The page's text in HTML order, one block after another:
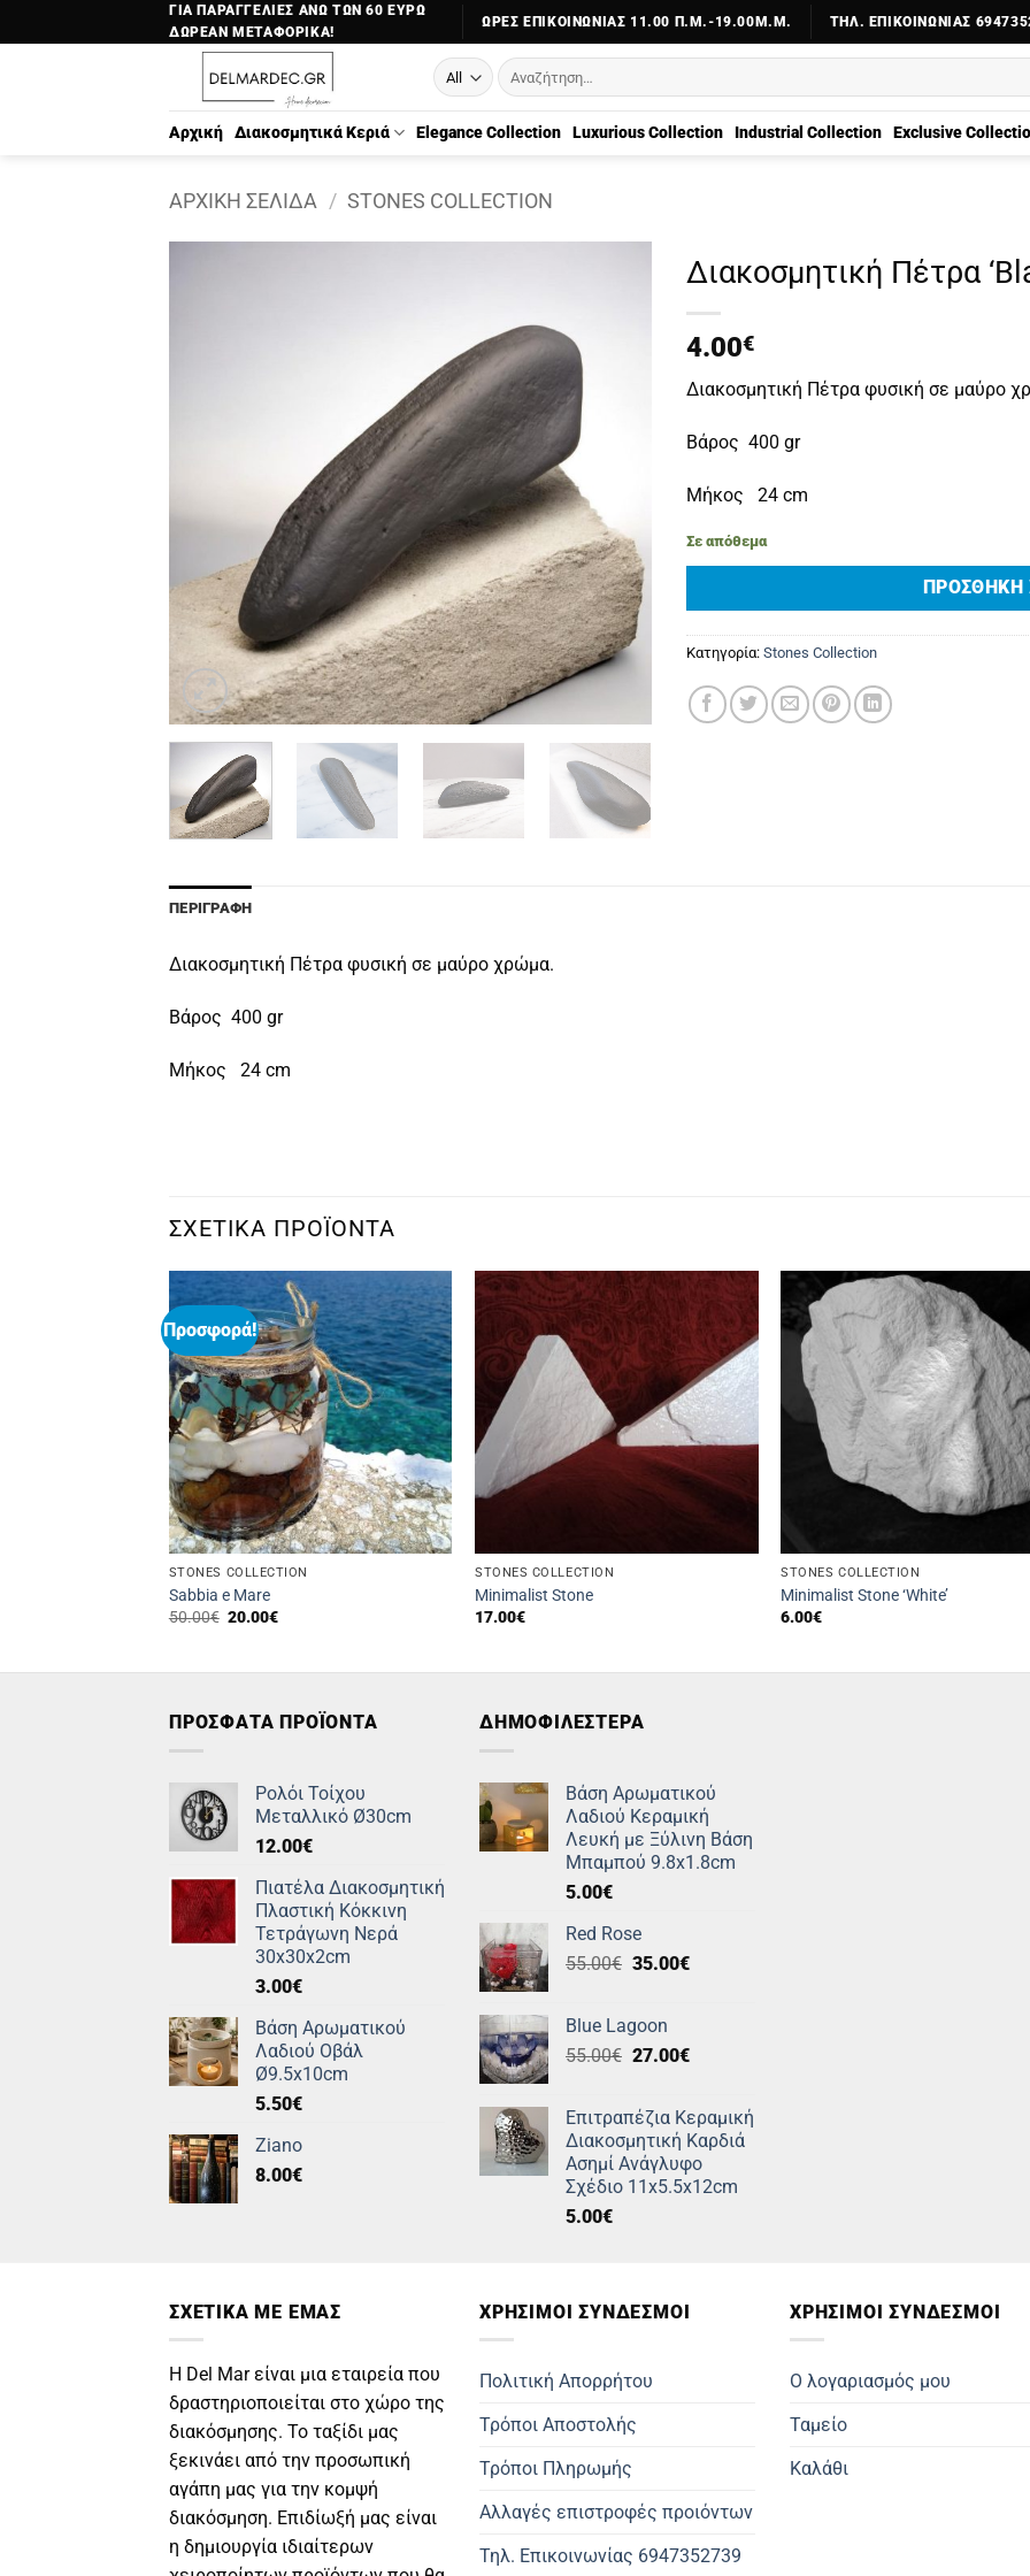
στο
ΓΙΑ ΠΑΡΑΓΓΕΛΙΕΣ ΑΝΩ ΤΩΝ 60 ΕΥΡΩ
ΔΩΡΕΑΝ ΜΕΤΑΦΟΡΙΚΑ!
ΏΡΕΣ ΕΠΙΚΟΙΝΩΝΊΑΣ 11.00 Π.Μ.-19.00Μ.Μ. ΤΗΛ. ΕΠΙΚΟΙΝΩΝΊΑΣ
Αναζήτηση
για:
Αρχική Διακοσμητικά Κεριά Elegance Collection Luxurious Collection Industrial Collection Exclusive
ΑΡΧΙΚΉ ΣΕΛΊΔΑ / STONES COLLECTION
Διακοσμητική Πέτρα
4.00€
Διακοσμητική Πέτρα φυσική σε μαύρο
Βάρος 400 gr
Μήκος 24 cm
Σε απόθεμα
ΠΡΟΣΘΉΚΗ
Κατηγορία: Stones Collection
ΠΕΡΙΓΡΑΦΉ
Διακοσμητική Πέτρα φυσική σε μαύρο χρώμα.
Βάρος 400 gr
Μήκος 24 cm
ΣΧΕΤΙΚΆ ΠΡΟΪΌΝΤΑ
Προσφορά!
STONES COLLECTION
Sabbia e Mare
50.00€ Original
20.00€Η
STONES COLLECTION
Minimalist Stone
17.00€
STONES COLLECTION
Minimalist Stone ‘White’
6.00€
ΠΡΟΣΦΑΤΑ ΠΡΟΪΟΝΤΑ
Ρολόι Τοίχου
Μεταλλικό Ø30cm
12.00€
Πιατέλα Διακοσμητική
Πλαστική Κόκκινη
Τετράγωνη Νερά
30x30x2cm
3.00€
Βάση Αρωματικού
Λαδιού Οβάλ
Ø9.5x10cm
5.50€
Ziano
8.00€
ΔΗΜΟΦΙΛΕΣΤΕΡΑ
Βάση Αρωματικού
Λαδιού Κεραμική
Λευκή με Ξύλινη Βάση
Μπαμπού 9.8x1.8cm
5.00€
Red Rose
55.00€ Original
55.00€.
35.00€Η
35.00€.
Blue Lagoon
55.00€ Original
55.00€.
27.00€Η
είναι:
27.00€.
Επιτραπέζια Κεραμική
Διακοσμητική Καρδιά
Ασημί Ανάγλυφο
Σχέδιο 11x5.5x12cm
5.00€
ΣΧΕΤΙΚΑ ΜΕ ΕΜΑΣ
Η Del Mar είναι μια εταιρεία που
δραστηριοποιείται στο χώρο της
διακόσμησης. Το ταξίδι μας
ξεκινάει από την προσωπική
αγάπη μας για την κομψή
διακόσμηση. Επιδίωξή μας είναι
η δημιουργία ιδιαίτερων
ΧΡΗΣΙΜOΙ ΣΥΝΔΕΣΜΟΙ
Πολιτική Απορρήτου
Τρόποι Αποστολής
Τρόποι Πληρωμής
Αλλαγές επιστροφές προιόντων
Τηλ. Επικοινωνίας 6947352739
ΧΡΗΣΙΜΟΙ ΣΥΝΔΕΣΜΟΙ
Ο λογαριασμός μου
Ταμείο
Καλάθι